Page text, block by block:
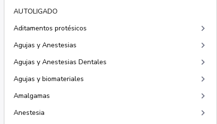
AUTOLIGADO
Aditamentos protésicos
keyboard_arrow_right
Agujas y Anestesias keyboard_arrow_right
Agujas y Anestesias Dentales keyboard_arrow_right
Agujas y biomateriales keyboard_arrow_right
Amalgamas keyboard_arrow_right
Anestesia keyboard_arrow_right